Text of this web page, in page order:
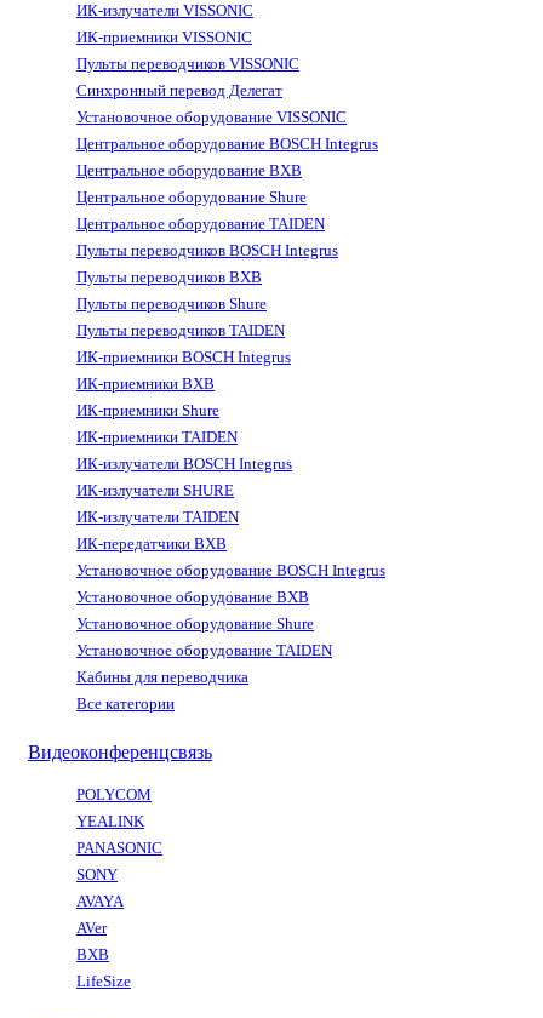
ИК-излучатели VISSONIC
ИК-приемники VISSONIC
Пульты переводчиков VISSONIC
Синхронный перевод Делегат
Установочное оборудование VISSONIC
Центральное оборудование BOSCH Integrus
Центральное оборудование BXB
Центральное оборудование Shure
Центральное оборудование TAIDEN
Пульты переводчиков BOSCH Integrus
Пульты переводчиков BXB
Пульты переводчиков Shure
Пульты переводчиков TAIDEN
ИК-приемники BOSCH Integrus
ИК-приемники BXB
ИК-приемники Shure
ИК-приемники TAIDEN
ИК-излучатели BOSCH Integrus
ИК-излучатели SHURE
ИК-излучатели TAIDEN
ИК-передатчики BXB
Установочное оборудование BOSCH Integrus
Установочное оборудование BXB
Установочное оборудование Shure
Установочное оборудование TAIDEN
Кабины для переводчика
Все категории
Видеоконференцсвязь
POLYCOM
YEALINK
PANASONIC
SONY
AVAYA
AVer
BXB
LifeSize